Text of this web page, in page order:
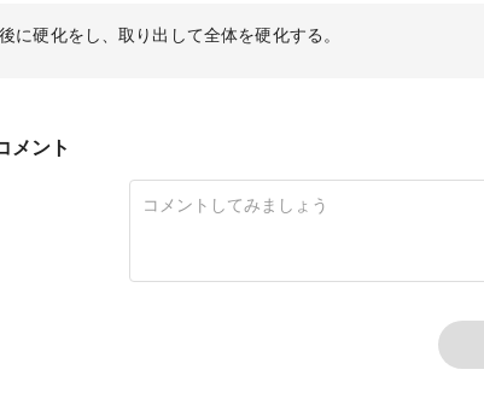
に硬化をし、取り出して全体を硬化する。
メント